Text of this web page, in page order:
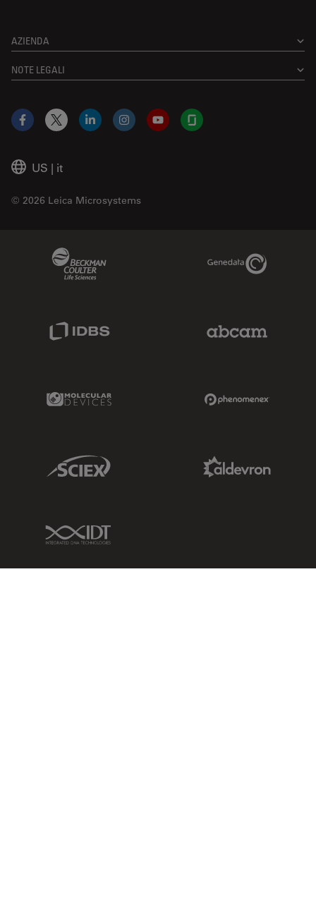
AZIENDA
NOTE LEGALI
US | it
© 2026 Leica Microsystems
Facebook
X LinkedInInstagramYouTubeGlassdoor
Genedata Link
Molecular Devices Link
Sciex Link
IDT Link